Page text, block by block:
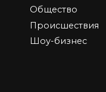
включил в
оффшор
0
Общество
Происшествия
Шоу-бизнес